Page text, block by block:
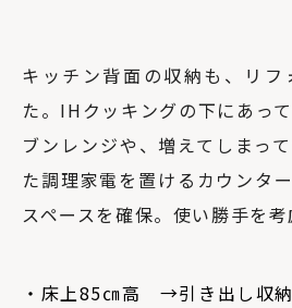
キッチン背面の収納も、リフ
た。IHクッキングの下にあっ
ブンレンジや、増えてしまっ
た調理家電を置けるカウンタ
スペースを確保。使い勝手を考
・床上85㎝高 →引き出し収納